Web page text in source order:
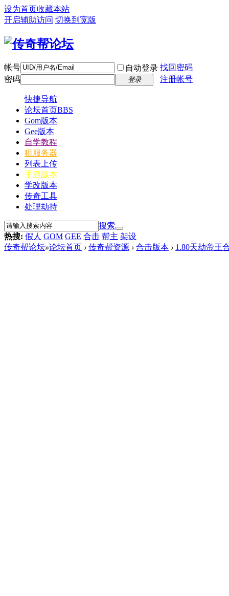
设为首页收藏本站
开启辅助访问 切换到宽版
帐号 自动登录 找回密码
密码
登录 注册帐号
快捷导航
论坛首页BBS
Gom版本
Gee版本
自学教程
租服务器
列表上传
手游版本
学改版本
传奇工具
处理劫持
搜索
热搜: 假人 GOM GEE 合击 帮主 架设
传奇帮论坛»论坛首页 › 传奇帮资源 › 合击版本 › 1.80天劫帝王